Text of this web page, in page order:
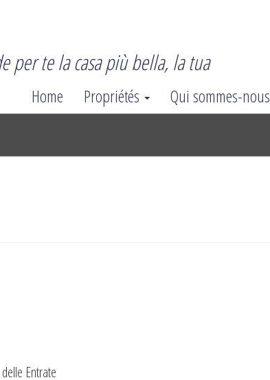
per te la casa più bella, la tua
Home Propriétés Qui sommes-nous
Entrate